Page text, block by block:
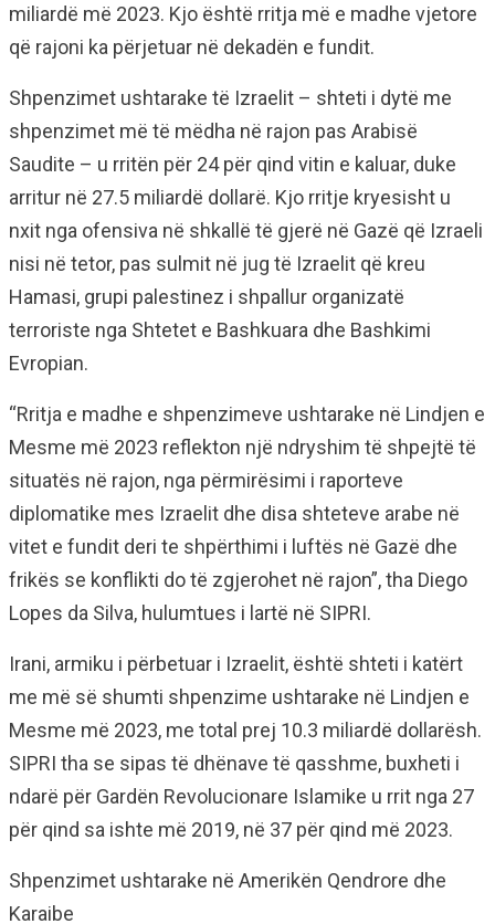
miliardë më 2023. Kjo është rritja më e madhe vjetore
që rajoni ka përjetuar në dekadën e fundit.
Shpenzimet ushtarake të Izraelit – shteti i dytë me
shpenzimet më të mëdha në rajon pas Arabisë
Saudite – u rritën për 24 për qind vitin e kaluar, duke
arritur në 27.5 miliardë dollarë. Kjo rritje kryesisht u
nxit nga ofensiva në shkallë të gjerë në Gazë që Izraeli
nisi në tetor, pas sulmit në jug të Izraelit që kreu
Hamasi, grupi palestinez i shpallur organizatë
terroriste nga Shtetet e Bashkuara dhe Bashkimi
Evropian.
“Rritja e madhe e shpenzimeve ushtarake në Lindjen e
Mesme më 2023 reflekton një ndryshim të shpejtë të
situatës në rajon, nga përmirësimi i raporteve
diplomatike mes Izraelit dhe disa shteteve arabe në
vitet e fundit deri te shpërthimi i luftës në Gazë dhe
frikës se konflikti do të zgjerohet në rajon”, tha Diego
Lopes da Silva, hulumtues i lartë në SIPRI.
Irani, armiku i përbetuar i Izraelit, është shteti i katërt
me më së shumti shpenzime ushtarake në Lindjen e
Mesme më 2023, me total prej 10.3 miliardë dollarësh.
SIPRI tha se sipas të dhënave të qasshme, buxheti i
ndarë për Gardën Revolucionare Islamike u rrit nga 27
për qind sa ishte më 2019, në 37 për qind më 2023.
Shpenzimet ushtarake në Amerikën Qendrore dhe
Karaibe